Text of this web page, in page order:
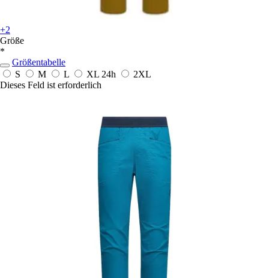
+2
Größe
*
Größentabelle
S
M L XL 24h
2XL
Dieses Feld ist erforderlich